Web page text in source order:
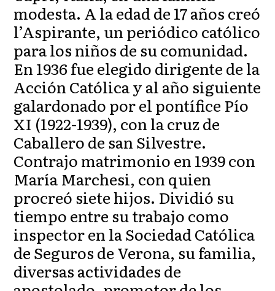
modesta. A la edad de 17 años creó
l’Aspirante, un periódico católico
para los niños de su comunidad.
En 1936 fue elegido dirigente de la
Acción Católica y al año siguiente
galardonado por el pontífice Pío
XI (1922-1939), con la cruz de
Caballero de san Silvestre.
Contrajo matrimonio en 1939 con
María Marchesi, con quien
procreó siete hijos. Dividió su
tiempo entre su trabajo como
inspector en la Sociedad Católica
de Seguros de Verona, su familia,
diversas actividades de